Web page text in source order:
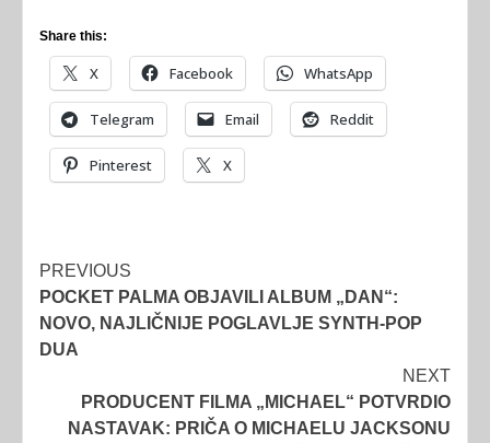
Share this:
X Facebook WhatsApp
Telegram Email Reddit
Pinterest X
Post
navigation
PREVIOUS
POCKET PALMA OBJAVILI ALBUM „DAN“:
NOVO, NAJLIČNIJE POGLAVLJE SYNTH-POP
DUA
NEXT
PRODUCENT FILMA „MICHAEL“ POTVRDIO
NASTAVAK: PRIČA O MICHAELU JACKSONU